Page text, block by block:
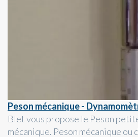
Peson mécanique -
Blet vous propose le Peson
mécanique. Peson mécanique ou